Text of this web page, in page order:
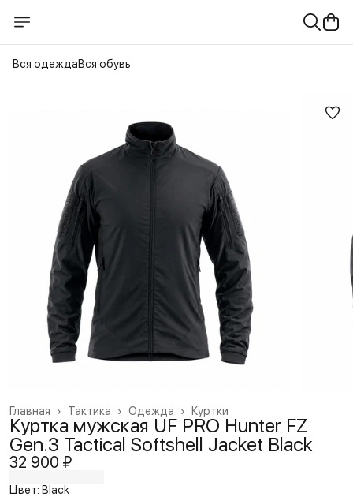
Вся одеждаВся обувь
Куртки
Одежда ›
Тактика ›
Главная ›
Куртка мужская UF PRO Hunter FZ
Gen.3 Tactical Softshell Jacket Black
32 900 ₽
Цвет: Black